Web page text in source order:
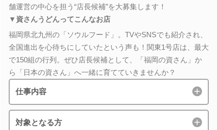
舗運営の中心を担う“店長候補”を大募集します！
▼資さんうどんってこんなお店
福岡県北九州の「ソウルフード」。TVやSNSでも紹介され、
全国進出を心待ちにしていたという声も！関東1号店は、最大
で150組の行列。ぜひ店長候補として、「福岡の資さん」か
ら「日本の資さん」へ一緒に育てていきませんか？
仕事内容
対象となる方